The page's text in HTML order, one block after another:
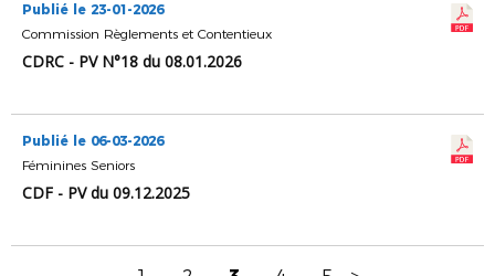
Publié le 23-01-2026
Commission Règlements et Contentieux
CDRC - PV N°18 du 08.01.2026
Publié le 06-03-2026
Féminines Seniors
CDF - PV du 09.12.2025